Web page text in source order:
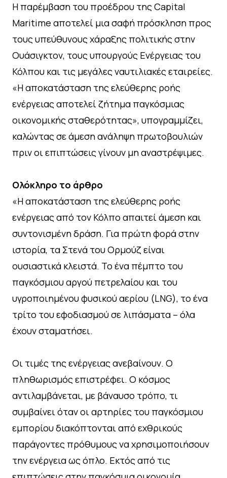
Η παρέμβαση του προέδρου της Capital
Maritime αποτελεί μια σαφή πρόσκληση προς
τους υπεύθυνους χάραξης πολιτικής στην
Ουάσιγκτον, τους υπουργούς Ενέργειας του
Κόλπου και τις μεγάλες ναυτιλιακές εταιρείες.
«Η αποκατάσταση της ελεύθερης ροής
ενέργειας αποτελεί ζήτημα παγκόσμιας
οικονομικής σταθερότητας», υπογραμμίζει,
καλώντας σε άμεση ανάληψη πρωτοβουλιών
πριν οι επιπτώσεις γίνουν μη αναστρέψιμες.
Ολόκληρο το άρθρο
«Η αποκατάσταση της ελεύθερης ροής
ενέργειας από τον Κόλπο απαιτεί άμεση και
συντονισμένη δράση. Για πρώτη φορά στην
ιστορία, τα Στενά του Ορμούζ είναι
ουσιαστικά κλειστά. Το ένα πέμπτο του
παγκόσμιου αργού πετρελαίου και του
υγροποιημένου φυσικού αερίου (LNG), το ένα
τρίτο του εφοδιασμού σε λιπάσματα – όλα
έχουν σταματήσει.
Οι τιμές της ενέργειας ανεβαίνουν. Ο
πληθωρισμός επιστρέφει. Ο κόσμος
αντιλαμβάνεται, με βάναυσο τρόπο, τι
συμβαίνει όταν οι αρτηρίες του παγκόσμιου
εμπορίου διακόπτονται από εχθρικούς
παράγοντες πρόθυμους να χρησιμοποιήσουν
την ενέργεια ως όπλο. Εκτός από τις